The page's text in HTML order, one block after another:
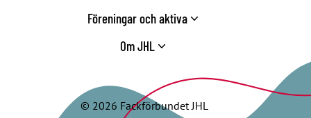
Föreningar och aktiva
Om JHL
© 2026 Fackförbundet JHL